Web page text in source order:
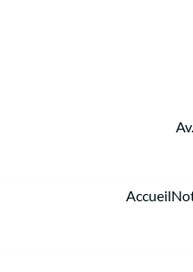
Accueil